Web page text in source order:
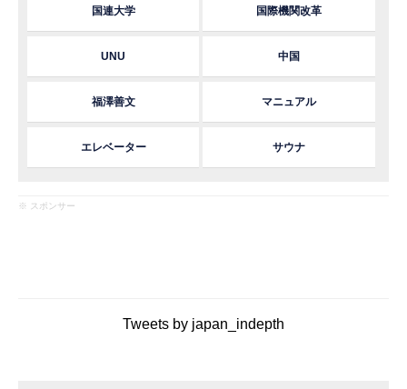
国連大学 国際機関改革
UNU 中国
福澤善文 マニュアル
エレベーター サウナ
※ スポンサー
Tweets by japan_indepth